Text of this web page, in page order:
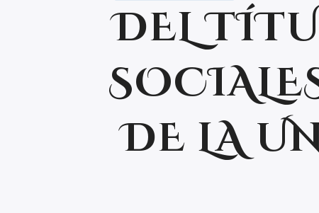
DEL
DE LA